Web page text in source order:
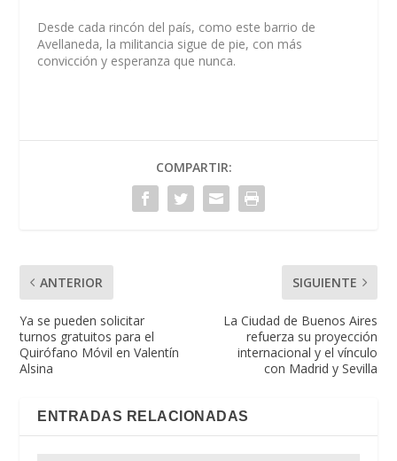
Desde cada rincón del país, como este barrio de
Avellaneda, la militancia sigue de pie, con más
convicción y esperanza que nunca.
COMPARTIR:
ANTERIOR
Ya se pueden solicitar
turnos gratuitos para el
Quirófano Móvil en Valentín
Alsina
SIGUIENTE
La Ciudad de Buenos Aires
refuerza su proyección
internacional y el vínculo
con Madrid y Sevilla
ENTRADAS RELACIONADAS